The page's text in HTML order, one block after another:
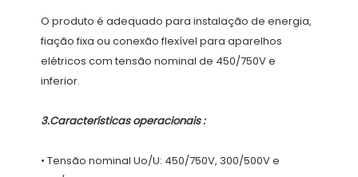
O produto é adequado para instalação de energia,
fiação fixa ou conexão flexível para aparelhos
elétricos com tensão nominal de 450/750V e
3.Características operacionais :
• Tensão nominal Uo/U: 450/750V, 300/500V e